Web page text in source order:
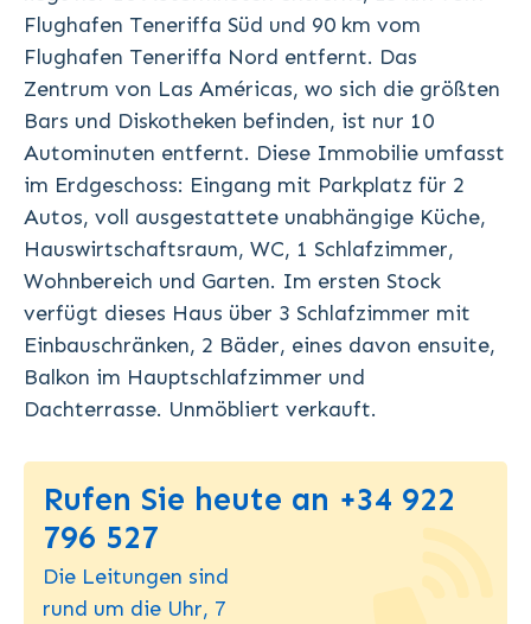
Flughafen Teneriffa Süd und 90 km vom
Flughafen Teneriffa Nord entfernt. Das
Zentrum von Las Américas, wo sich die größten
Bars und Diskotheken befinden, ist nur 10
Autominuten entfernt. Diese Immobilie umfasst
im Erdgeschoss: Eingang mit Parkplatz für 2
Autos, voll ausgestattete unabhängige Küche,
Hauswirtschaftsraum, WC, 1 Schlafzimmer,
Wohnbereich und Garten. Im ersten Stock
verfügt dieses Haus über 3 Schlafzimmer mit
Einbauschränken, 2 Bäder, eines davon ensuite,
Balkon im Hauptschlafzimmer und
Dachterrasse. Unmöbliert verkauft.
Rufen Sie heute an +34 922
796 527
Die Leitungen sind
rund um die Uhr, 7